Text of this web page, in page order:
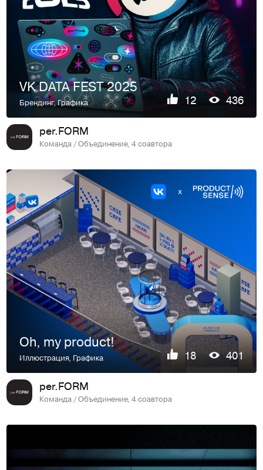
VK DATA FEST 2025
Брендинг, Графика 12 436
per.FORM
Команда / Объединение, 4 соавтора
Oh, my product!
Иллюстрация, Графика 18 401
per.FORM
Команда / Объединение, 4 соавтора